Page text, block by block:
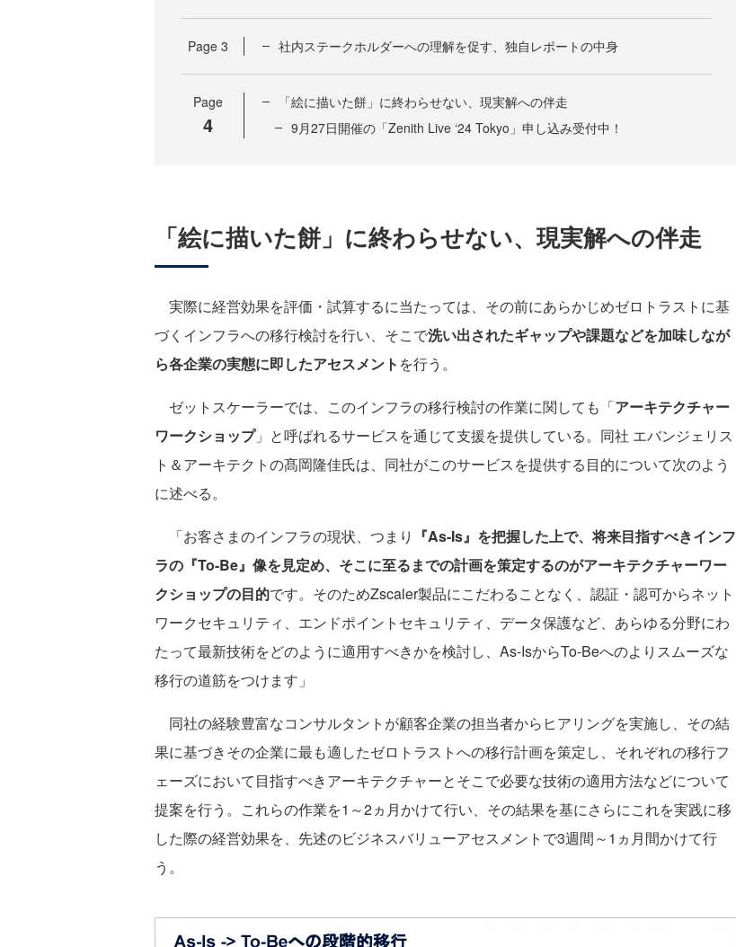
Page 3 社内ステークホルダーへの理解を促す、独自レポートの中身
Page
4
「絵に描いた餅」に終わらせない、現実解への伴走
9月27日開催の「Zenith Live ‘24 Tokyo」申し込み受付中！
「絵に描いた餅」に終わらせない、現実解への伴走
実際に経営効果を評価・試算するに当たっては、その前にあらかじめゼロトラストに基
づくインフラへの移行検討を行い、そこで洗い出されたギャップや課題などを加味しなが
ら各企業の実態に即したアセスメント を行う。
ゼットスケーラーでは、このインフラの移行検討の作業に関しても「アーキテクチャー
ワークショップ」と呼ばれるサービスを通じて支援を提供している。同社 エバンジェリス
ト＆アーキテクトの髙岡隆佳氏は、同社がこのサービスを提供する目的について次のよう
に述べる。
「お客さまのインフラの現状、つまり 『As-Is』を把握した上で、将来目指すべきインフ
ラの『To-Be』像を見定め、そこに至るまでの計画を策定するのがアーキテクチャーワー
クショップの目的です。そのためZscaler製品にこだわることなく、認証・認可からネット
ワークセキュリティ、エンドポイントセキュリティ、データ保護など、あらゆる分野にわ
たって最新技術をどのように適用すべきかを検討し、As-IsからTo-Beへのよりスムーズな
移行の道筋をつけます」
同社の経験豊富なコンサルタントが顧客企業の担当者からヒアリングを実施し、その結
果に基づきその企業に最も適したゼロトラストへの移行計画を策定し、それぞれの移行フ
ェーズにおいて目指すべきアーキテクチャーとそこで必要な技術の適用方法などについて
提案を行う。これらの作業を1～2ヵ月かけて行い、その結果を基にさらにこれを実践に移
した際の経営効果を、先述のビジネスバリューアセスメントで3週間～1ヵ月間かけて行
う。